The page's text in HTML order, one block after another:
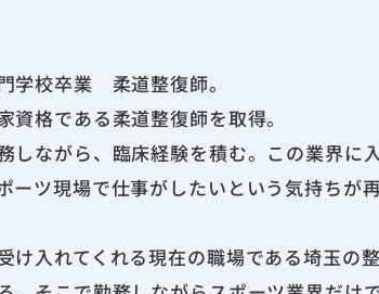
学校卒業 柔道整復師。
格である柔道整復師を取得。
しながら、臨床経験を積む。この業界に
ーツ現場で仕事がしたいという気持ちが
け入れてくれる現在の職場である埼玉の整